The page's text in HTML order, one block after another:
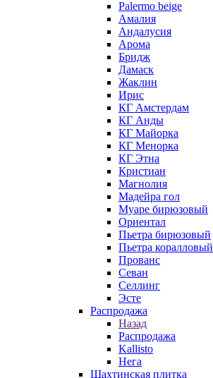
Palermo beige
Амалия
Андалусия
Арома
Бридж
Дамаск
Жаклин
Ирис
КГ Амстердам
КГ Анды
КГ Майорка
КГ Менорка
КГ Этна
Кристиан
Магнолия
Мадейра гол
Муаре бирюзовый
Ориентал
Пьетра бирюзовый
Пьетра коралловый
Прованс
Севан
Селлинг
Эсте
Распродажа
Назад
Распродажа
Kallisto
Нега
Шахтинская плитка